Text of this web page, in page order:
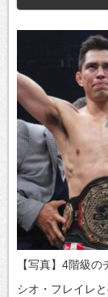
【写真】4階級
シオ・フレイレ